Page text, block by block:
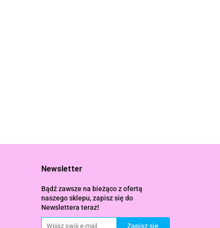
Newsletter
Bądź zawsze na bieżąco z ofertą
naszego sklepu, zapisz się do
Newslettera teraz!